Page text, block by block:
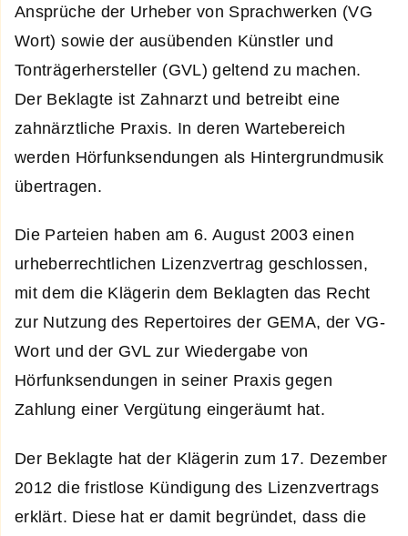
Ansprüche der Urheber von Sprachwerken (VG
Wort) sowie der ausübenden Künstler und
Tonträgerhersteller (GVL) geltend zu machen.
Der Beklagte ist Zahnarzt und betreibt eine
zahnärztliche Praxis. In deren Wartebereich
werden Hörfunksendungen als Hintergrundmusik
übertragen.
Die Parteien haben am 6. August 2003 einen
urheberrechtlichen Lizenzvertrag geschlossen,
mit dem die Klägerin dem Beklagten das Recht
zur Nutzung des Repertoires der GEMA, der VG-
Wort und der GVL zur Wiedergabe von
Hörfunksendungen in seiner Praxis gegen
Zahlung einer Vergütung eingeräumt hat.
Der Beklagte hat der Klägerin zum 17. Dezember
2012 die fristlose Kündigung des Lizenzvertrags
erklärt. Diese hat er damit begründet, dass die